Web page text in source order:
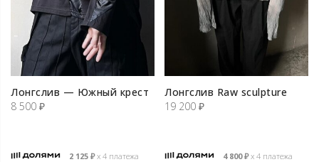
Лонгслив — Южный крест
8 500 ₽
2 125 ₽х 4 платежа
Лонгслив Raw sculpture
19 200 ₽
4 800₽х 4 платежа